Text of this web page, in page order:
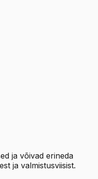
ja võivad erineda
ja valmistusviisist.